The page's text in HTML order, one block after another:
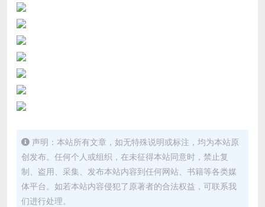
声明：本站所有文章，如无特殊说明或标注，均为本站原
创发布。任何个人或组织，在未征得本站同意时，禁止复
制、盗用、采集、发布本站内容到任何网站、书籍等各类媒
体平台。如若本站内容侵犯了原著者的合法权益，可联系我
们进行处理。